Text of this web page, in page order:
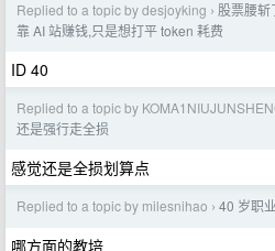
Replied to a topic by desjoyking › 股票腰斩
靠 AI 站赚钱,只是想打平 token 耗费
ID 40
Replied to a topic by
还是强行走全损
感觉还是全损划算点
Replied to a topic by milesnihao › 40 岁职
哪方面的教培